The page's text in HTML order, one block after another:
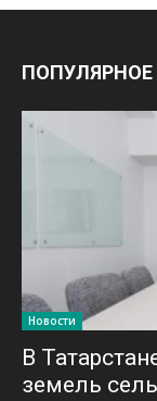
ПОПУЛЯРНОЕ
Новости
В
земель